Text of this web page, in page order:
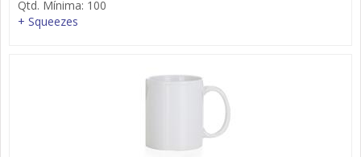
Qtd. Mínima: 100
+ Squeezes